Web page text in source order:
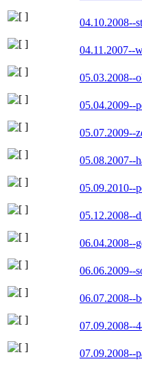
04.10.2008--
04.11.2007--
05.03.2008--
05.04.2009--
05.07.2009--
05.08.2007--
05.09.2010--
05.12.2008--
06.04.2008--
06.06.2009--
06.07.2008--
07.09.2008--
07.09.2008--